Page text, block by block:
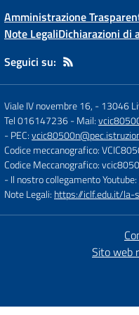
Amministrazione
Note LegaliDichiarazioni di
Seguici su:
Viale IV novembre 16, -13046
Tel 016147236- Mail:
- PEC:
Codice meccanografico:
Codice Meccanografico:
- Il nostro collegamento Youtube:
Note Legali: https://iclf.edu.it/
Sito web